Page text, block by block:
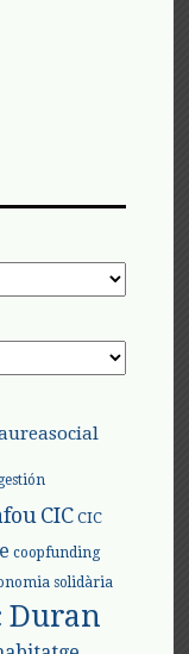
CIC CIC
coopfunding
solidària
Duran